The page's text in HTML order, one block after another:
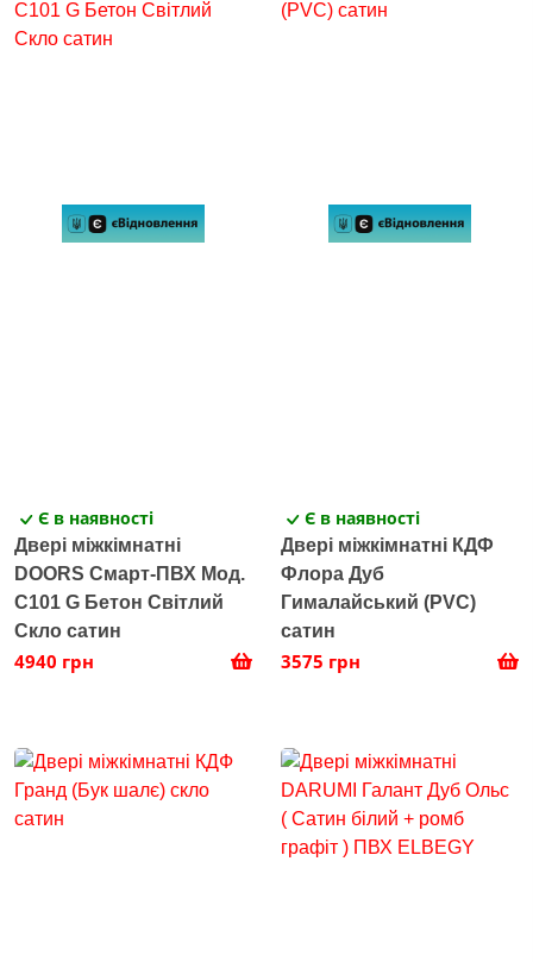
Є в наявності
Двері міжкімнатні
DOORS Смарт-ПВХ Мод.
C101 G Бетон Світлий
Скло сатин
4940 грн
Є в наявності
Двері міжкімнатні КДФ
Флора Дуб
Гималайський (PVC)
сатин
3575 грн